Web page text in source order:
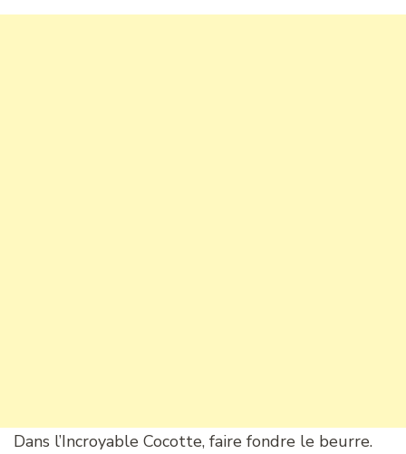
Dans l’Incroyable Cocotte, faire fondre le beurre.